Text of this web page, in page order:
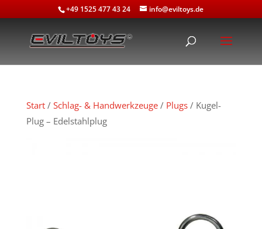
+49 1525 477 43 24 info@eviltoys.de
Start/ Schlag- & Handwerkzeuge/ Plugs/ Kugel-
Plug – Edelstahlplug